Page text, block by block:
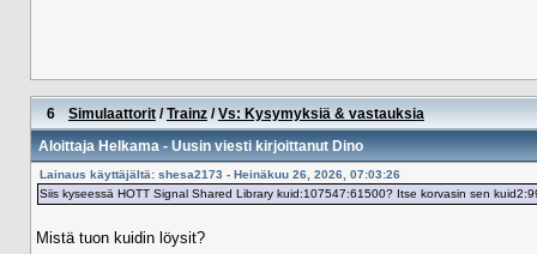
6 Simulaattorit/Trainz/Vs: Kysymyksiä & vastauksia
AloittajaHelkama- Uusin viesti kirjoittanutDino
Lainaus käyttäjältä: shesa2173 - Heinäkuu 26, 2026, 07:03:26
Siis kyseessä HOTT Signal Shared Library kuid:107547:61500? Itse korvasin sen
Mistä tuon kuidin löysit?